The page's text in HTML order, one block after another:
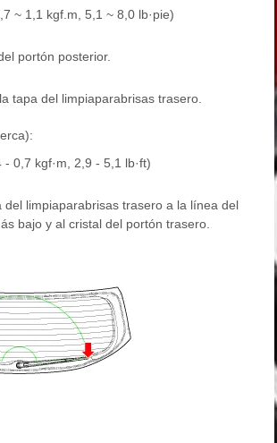
~ 1,1 kgf.m, 5,1 ~ 8,0 lb·pie)
portón posterior.
tapa del limpiaparabrisas trasero.
0,7 kgf·m, 2,9 - 5,1 lb·ft)
del limpiaparabrisas trasero a la línea del
bajo y al cristal del portón trasero.